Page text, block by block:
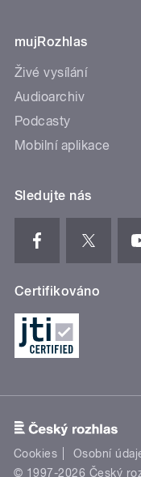
mujRozhlas
Živé vysílání
Audioarchiv
Podcasty
Mobilní aplikace
Sledujte nás
Certifikováno
Cookies Osobní
© 1997-2026 Český